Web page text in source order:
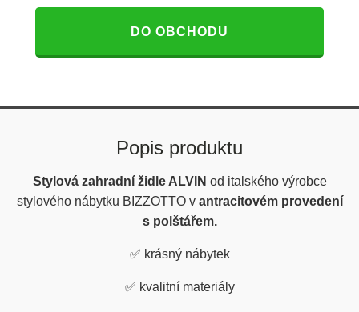
DO OBCHODU
Popis produktu
Stylová zahradní židle ALVIN od italského výrobce
stylového nábytku BIZZOTTO v antracitovém provedení
s polštářem.
✅ krásný nábytek
✅ kvalitní materiály